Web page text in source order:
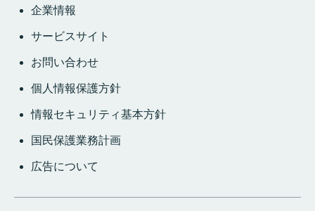
企業情報
サービスサイト
お問い合わせ
個人情報保護方針
情報セキュリティ基本方針
国民保護業務計画
広告について